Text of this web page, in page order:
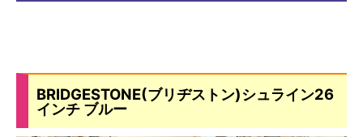
BRIDGESTONE(ブリヂストン)シュライン26
インチ ブルー